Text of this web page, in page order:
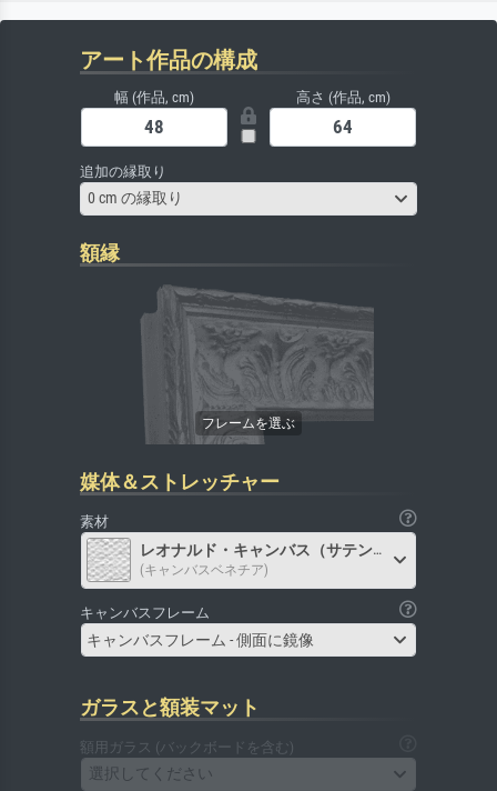
アート作品の構成
幅 (作品, cm) 高さ (作品, cm)
追加の縁取り
0 cm の縁取り
額縁
媒体＆ストレッチャー
素材
レオナルド・キャンバス（サテン）
(キャンバスベネチア)
キャンバスフレーム
キャンバスフレーム - 側面に鏡像
ガラスと額装マット
額用ガラス (バックボードを含む)
選択してください